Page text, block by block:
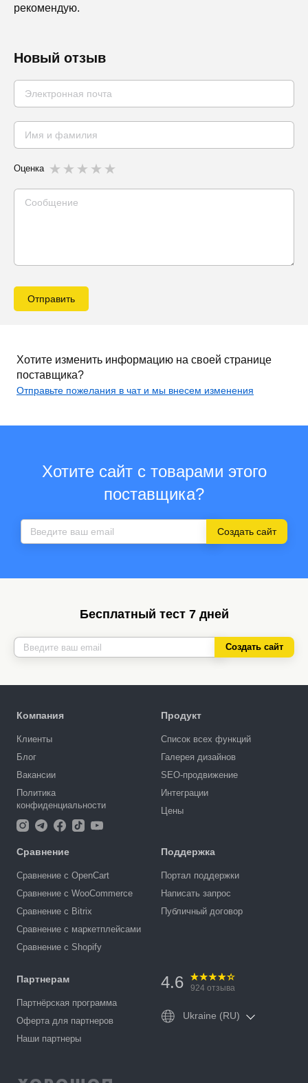
рекомендую.
Новый отзыв
Оценка
Отправить
Хотите изменить информацию на своей странице
поставщика?
Отправьте пожелания в чат и мы внесем изменения
Хотите сайт с товарами этого
поставщика?
Создать сайт
Бесплатный тест 7 дней
Создать сайт
Компания
Клиенты
Блог
Вакансии
Политика
конфиденциальности
Продукт
Список всех функций
Галерея дизайнов
SEO-продвижение
Интеграции
Цены
Сравнение
Сравнение с OpenCart
Сравнение с WooCommerce
Сравнение с Bitrix
Сравнение с маркетплейсами
Сравнение с Shopify
Поддержка
Портал поддержки
Написать запрос
Публичный договор
Партнерам
Партнёрская программа
Оферта для партнеров
Наши партнеры
4.6 924 отзыва
Ukraine (RU)